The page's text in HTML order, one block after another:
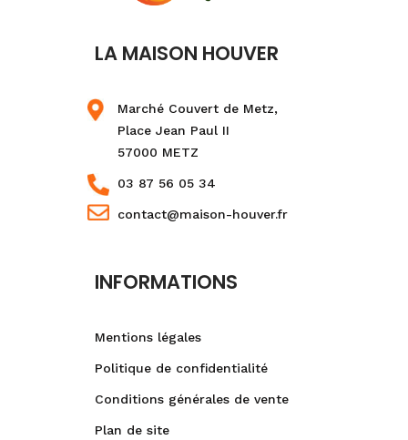
LA MAISON HOUVER
Marché Couvert de Metz,
Place Jean Paul II
57000 METZ
03 87 56 05 34
contact@maison-houver.fr
INFORMATIONS
Mentions légales
Politique de confidentialité
Conditions générales de vente
Plan de site